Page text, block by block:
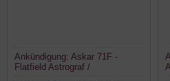
Ankündigung: Askar 71F -
Flatfield Astrograf /